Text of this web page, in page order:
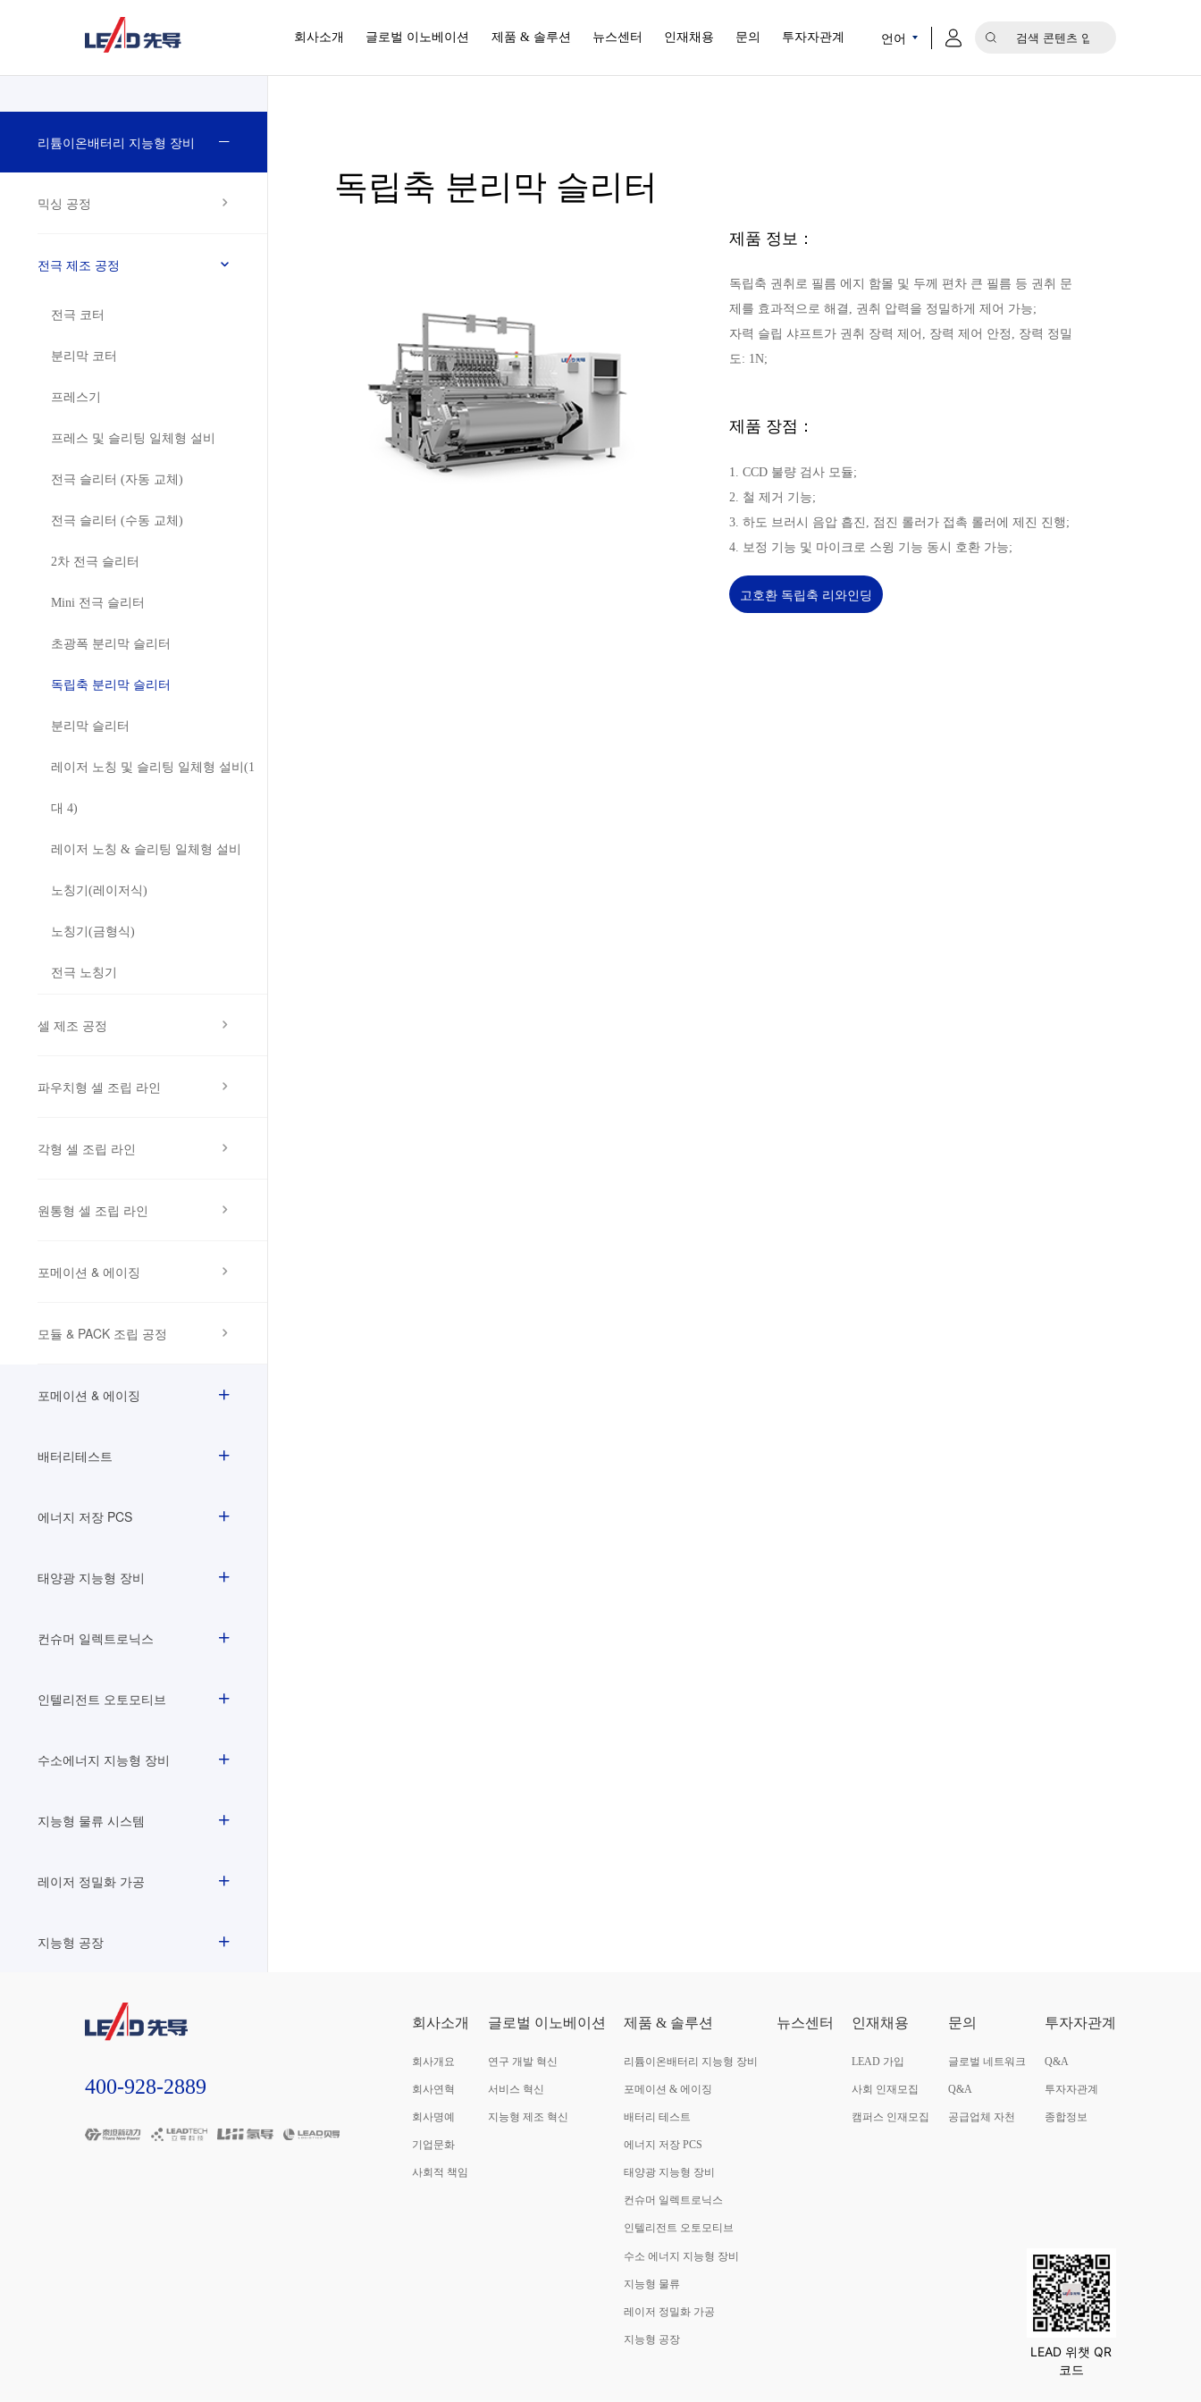
회사소개 글로벌 이노베이션 제품 & 솔루션 뉴스센터 인재채용 문의 투자자관계 언어
리튬이온배터리 지능형 장비
믹싱 공정
전극 제조 공정
전극 코터
분리막 코터
프레스기
프레스 및 슬리팅 일체형 설비
전극 슬리터 (자동 교체)
전극 슬리터 (수동 교체)
2차 전극 슬리터
Mini 전극 슬리터
초광폭 분리막 슬리터
독립축 분리막 슬리터
분리막 슬리터
레이저 노칭 및 슬리팅 일체형 설비(1
대 4)
레이저 노칭 & 슬리팅 일체형 설비
노칭기(레이저식)
노칭기(금형식)
전극 노칭기
셀 제조 공정
파우치형 셀 조립 라인
각형 셀 조립 라인
원통형 셀 조립 라인
포메이션 & 에이징
모듈 & PACK 조립 공정
포메이션 & 에이징
배터리테스트
에너지 저장 PCS
태양광 지능형 장비
컨슈머 일렉트로닉스
인텔리전트 오토모티브
수소에너지 지능형 장비
지능형 물류 시스템
레이저 정밀화 가공
지능형 공장
독립축 분리막 슬리터
제품 정보：
독립축 권취로 필름 에지 함몰 및 두께 편차 큰 필름 등 권취 문
제를 효과적으로 해결, 권취 압력을 정밀하게 제어 가능;
자력 슬립 샤프트가 권취 장력 제어, 장력 제어 안정, 장력 정밀
도: 1N;
제품 장점：
1. CCD 불량 검사 모듈;
2. 철 제거 기능;
3. 하도 브러시 음압 흡진, 점진 롤러가 접촉 롤러에 제진 진행;
4. 보정 기능 및 마이크로 스윙 기능 동시 호환 가능;
고호환 독립축 리와인딩
400-928-2889
회사소개
회사개요
회사연혁
회사명예
기업문화
사회적 책임
글로벌 이노베이션
연구 개발 혁신
서비스 혁신
지능형 제조 혁신
제품 & 솔루션
리튬이온배터리 지능형 장비
포메이션 & 에이징
배터리 테스트
에너지 저장 PCS
태양광 지능형 장비
컨슈머 일렉트로닉스
인텔리전트 오토모티브
수소 에너지 지능형 장비
지능형 물류
레이저 정밀화 가공
지능형 공장
뉴스센터 인재채용
LEAD 가입
사회 인재모집
캠퍼스 인재모집
문의
글로벌 네트워크
Q&A
공급업체 자천
투자자관계
Q&A
투자자관계
종합정보
LEAD 위챗 QR
코드